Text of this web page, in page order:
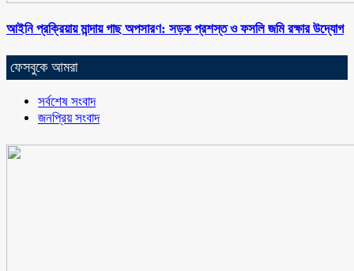
আইনি প্রক্রিয়ায় মান্দায় গাছ অপসারণ: সড়ক প্রশস্ত ও ফসলি জমি রক্ষার উদ্যোগ
ফেসবুকে আমরা
সর্বশেষ সংবাদ
জনপ্রিয় সংবাদ